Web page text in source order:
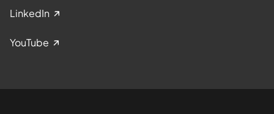
LinkedIn
YouTube